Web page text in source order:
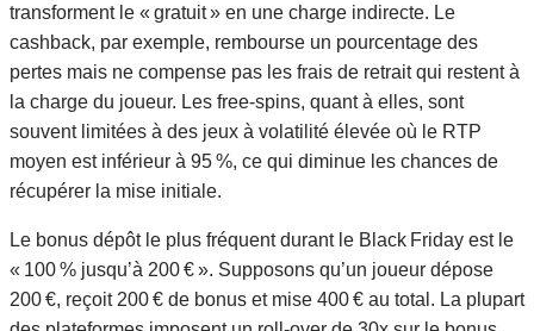
transforment le « gratuit » en une charge indirecte. Le
cashback, par exemple, rembourse un pourcentage des
pertes mais ne compense pas les frais de retrait qui restent à
la charge du joueur. Les free‑spins, quant à elles, sont
souvent limitées à des jeux à volatilité élevée où le RTP
moyen est inférieur à 95 %, ce qui diminue les chances de
récupérer la mise initiale.
Le bonus dépôt le plus fréquent durant le Black Friday est le
« 100 % jusqu’à 200 € ». Supposons qu’un joueur dépose
200 €, reçoit 200 € de bonus et mise 400 € au total. La plupart